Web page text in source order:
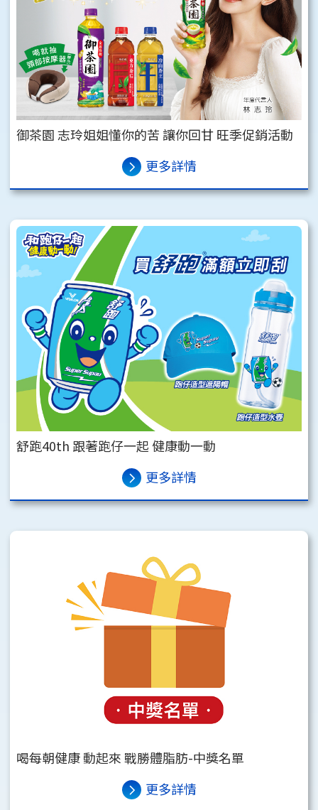
御茶園 志玲姐姐懂你的苦 讓你回甘 旺季促銷活動
更多詳情
舒跑40th 跟著跑仔一起 健康動一動
更多詳情
喝每朝健康 動起來 戰勝體脂肪-中獎名單
更多詳情